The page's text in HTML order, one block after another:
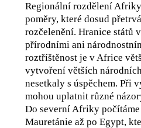
Regionální rozdělení
poměry, které dosud
rozčelenění. Hranice států
přírodními ani
roztříštěnost je v Africe
vytvoření větších
nesetkaly s úspěchem. Při
mohou uplatnit různé
Do severní Afriky
Mauretánie až po Egypt,